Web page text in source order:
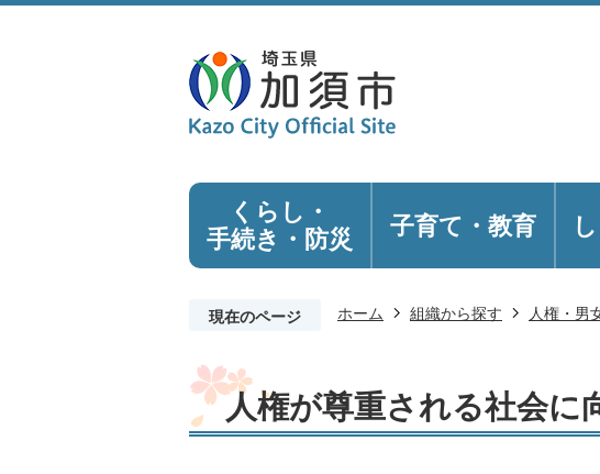
くらし・
手続き ・防災 子育て・教育
現在のページ ホーム 組織から探す 人権・男
人権が尊重される社会に